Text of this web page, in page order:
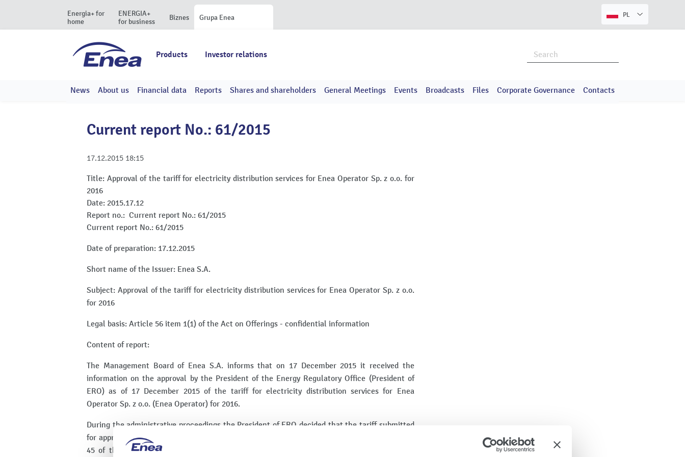
Energia+ for
home
ENERGIA+
for business
Biznes Grupa Enea PL
Products Investor relations
News About us Financial data Reports Shares and shareholders General Meetings Events Broadcasts Files Corporate Governance Contacts
Current report No.: 61/2015
17.12.2015 18:15
Title: Approval of the tariff for electricity distribution services for Enea Operator Sp. z o.o. for
2016
Date: 2015.17.12
Report no.: Current report No.: 61/2015
Current report No.: 61/2015
Date of preparation: 17.12.2015
Short name of the Issuer: Enea S.A.
Subject: Approval of the tariff for electricity distribution services for Enea Operator Sp. z o.o.
for 2016
Legal basis: Article 56 item 1(1) of the Act on Offerings - confidential information
Content of report:
The Management Board of Enea S.A. informs that on 17 December 2015 it received the
information on the approval by the President of the Energy Regulatory Office (President of
ERO) as of 17 December 2015 of the tariff for electricity distribution services for Enea
Operator Sp. z o.o. (Enea Operator) for 2016.
During the administrative proceedings the President of ERO decided that the tariff submitted
for approval had been prepared in compliance with the provisions set forth by Articles 44 and
45 of the Energy Law Act and by the Regulation of the Minister of Economy on specific